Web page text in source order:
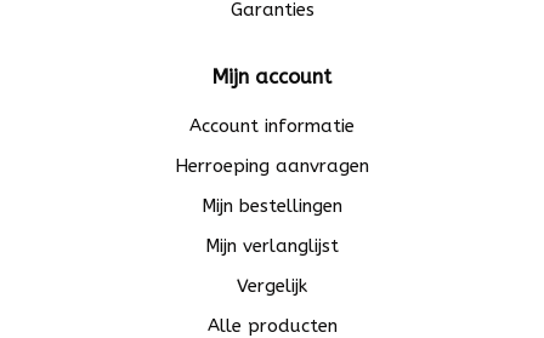
Garanties
Mijn account
Account informatie
Herroeping aanvragen
Mijn bestellingen
Mijn verlanglijst
Vergelijk
Alle producten